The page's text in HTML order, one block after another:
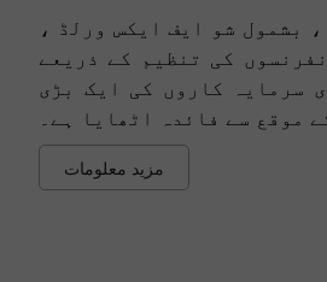
ہے ، بشمول شو ایف ایکس ورلڈ ،
کی تنظیم کے ذریعے
سرمایہ کاروں کی ایک بڑی
موقع سے فائدہ اٹھایا ہے۔
مزید معلومات